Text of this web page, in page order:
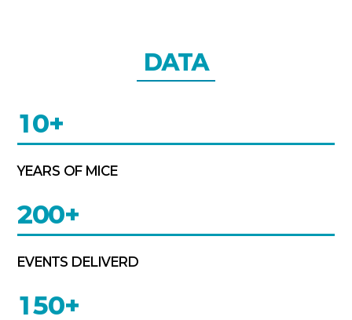
DATA
10+
YEARS OF MICE
200+
EVENTS DELIVERD
150+